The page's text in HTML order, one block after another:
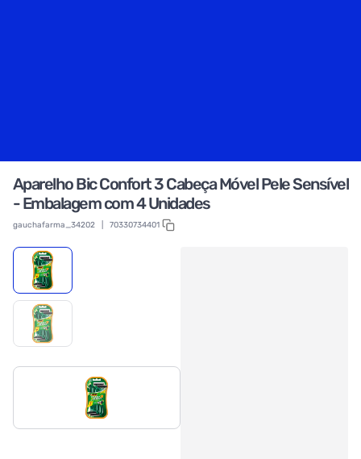
Aparelho Bic Confort 3 Cabeça Móvel Pele Sensível
- Embalagem com 4 Unidades
gauchafarma_34202 70330734401